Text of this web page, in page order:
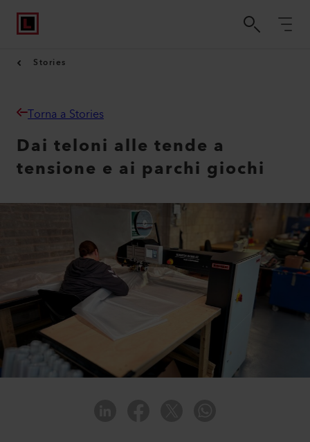
Stories
Torna a Stories
Dai teloni alle tende a
tensione e ai parchi giochi